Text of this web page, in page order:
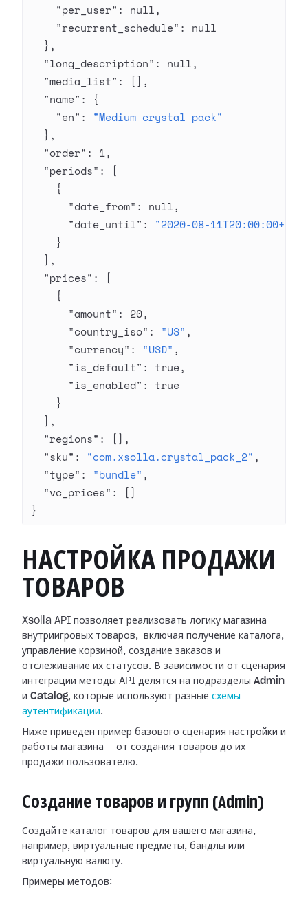
    "per_user"
: null,
    "recurrent_schedule"
: null
  },
  "long_description"
: null,
  "media_list"
: [],
  "name"
: {
    "en"
: "Medium crystal pack"
  },
  "order"
: 1,
  "periods"
: [
    {
      "date_from"
: null,
      "date_until"
: "2020-08-
    }
  ],
  "prices"
: [
    {
      "amount"
: 20,
      "country_iso"
: "US" ,
      "currency"
: "USD" ,
      "is_default"
: true,
      "is_enabled"
: true
    }
  ],
  "regions"
: [],
  "sku"
: "com.xsolla.crystal_pack_2" ,
  "type"
: "bundle" ,
  "vc_prices"
: []
}
НАСТРОЙКА ПРОДАЖИ
ТОВАРОВ
Xsolla API позволяет реализовать логику магазина
внутриигровых товаров, включая получение каталога,
управление корзиной, создание заказов и
отслеживание их статусов. В зависимости от сценария
интеграции методы API делятся на подразделы Admin
и Catalog, которые используют разные схемы
аутентификации.
Ниже приведен пример базового сценария настройки и
работы магазина — от создания товаров до их
продажи пользователю.
Создание товаров и групп (Admin)
Создайте каталог товаров для вашего магазина,
например, виртуальные предметы, бандлы или
виртуальную валюту.
Примеры методов: